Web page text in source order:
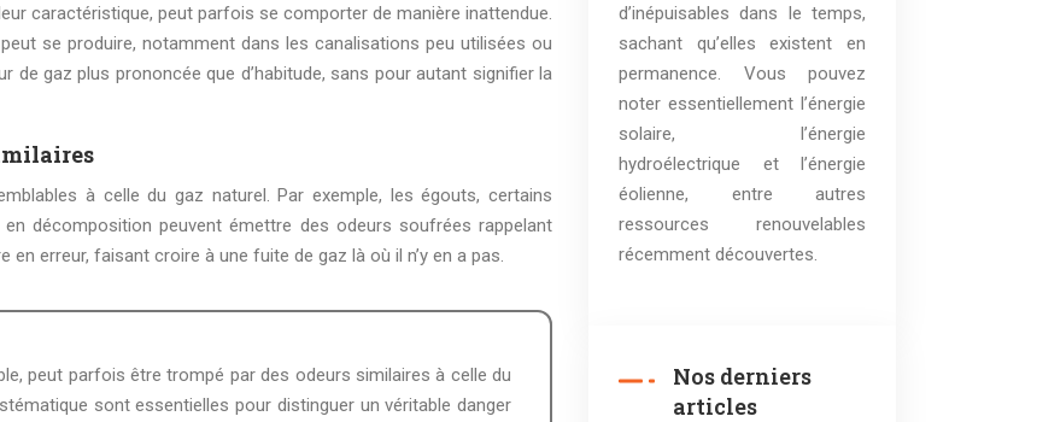
caractéristique, peut parfois se comporter de manière inattendue.
se produire, notamment dans les canalisations peu utilisées ou
de gaz plus prononcée que d’habitude, sans pour autant signifier la
à celle du gaz naturel. Par exemple, les égouts, certains
décomposition peuvent émettre des odeurs soufrées rappelant
erreur, faisant croire à une fuite de gaz là où il n’y en a pas.
sont essentielles pour distinguer un véritable danger
d’inépuisables dans le temps,
sachant qu’elles existent en
permanence. Vous pouvez
noter essentiellement l’énergie
solaire, l’énergie
hydroélectrique et l’énergie
éolienne, entre autres
ressources renouvelables
récemment découvertes.
Nos derniers
articles